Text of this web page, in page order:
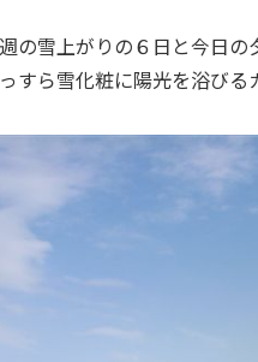
の雪上がりの６日と今日の
すら雪化粧に陽光を浴びる